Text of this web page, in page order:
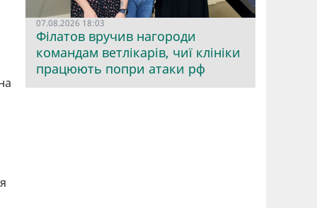
07.08.2026 18:03
Філатов вручив нагороди
командам ветлікарів, чиї клініки
працюють попри атаки рф